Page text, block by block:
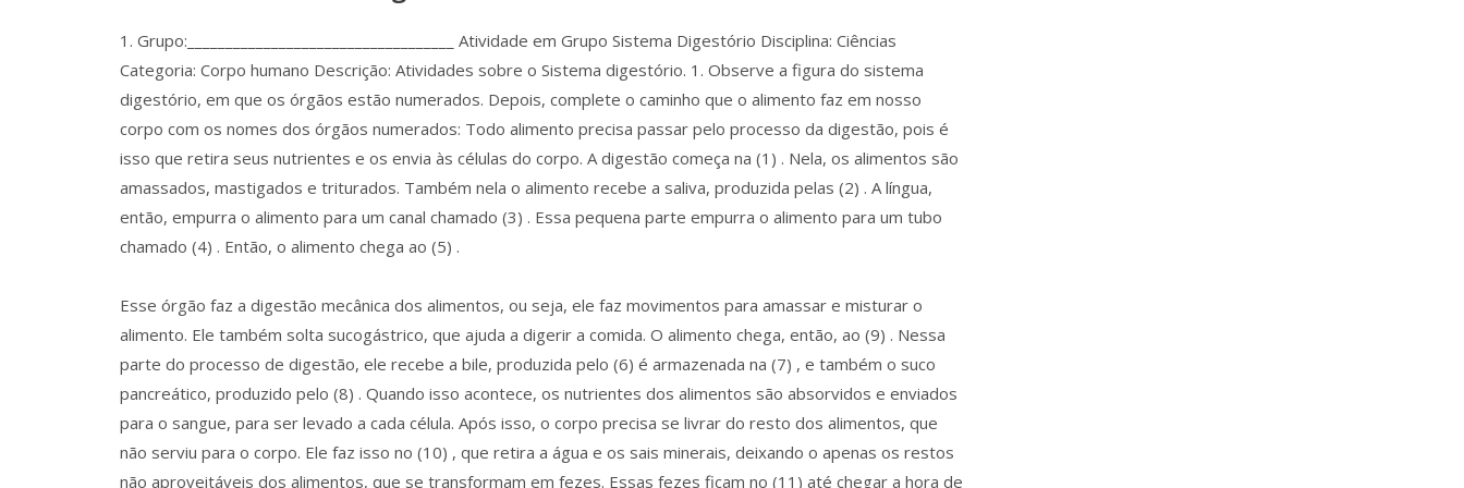
1. Grupo:___________________________________ Atividade em Grupo Sistema Digestório Disciplina: Ciências
Categoria: Corpo humano Descrição: Atividades sobre o Sistema digestório. 1. Observe a figura do sistema
digestório, em que os órgãos estão numerados. Depois, complete o caminho que o alimento faz em nosso
corpo com os nomes dos órgãos numerados: Todo alimento precisa passar pelo processo da digestão, pois é
isso que retira seus nutrientes e os envia às células do corpo. A digestão começa na (1) . Nela, os alimentos são
amassados, mastigados e triturados. Também nela o alimento recebe a saliva, produzida pelas (2) . A língua,
então, empurra o alimento para um canal chamado (3) . Essa pequena parte empurra o alimento para um tubo
chamado (4) . Então, o alimento chega ao (5) .
Esse órgão faz a digestão mecânica dos alimentos, ou seja, ele faz movimentos para amassar e misturar o
alimento. Ele também solta sucogástrico, que ajuda a digerir a comida. O alimento chega, então, ao (9) . Nessa
parte do processo de digestão, ele recebe a bile, produzida pelo (6) é armazenada na (7) , e também o suco
pancreático, produzido pelo (8) . Quando isso acontece, os nutrientes dos alimentos são absorvidos e enviados
para o sangue, para ser levado a cada célula. Após isso, o corpo precisa se livrar do resto dos alimentos, que
não serviu para o corpo. Ele faz isso no (10) , que retira a água e os sais minerais, deixando o apenas os restos
não aproveitáveis dos alimentos, que se transformam em fezes. Essas fezes ficam no (11) até chegar a hora de